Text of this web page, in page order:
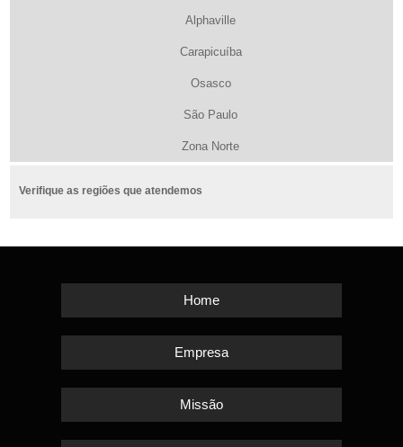
Alphaville
Carapicuíba
Osasco
São Paulo
Zona Norte
Verifique as regiões que atendemos
Home
Empresa
Missão